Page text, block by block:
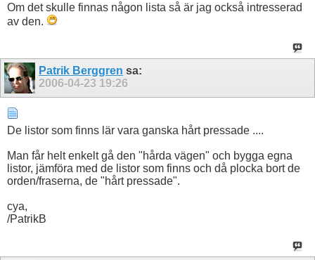
Om det skulle finnas någon lista så är jag också intresserad
av den.
Patrik Berggren sa:
2006-04-23 19:26
De listor som finns lär vara ganska hårt pressade ....
Man får helt enkelt gå den "hårda vägen" och bygga egna
listor, jämföra med de listor som finns och då plocka bort de
orden/fraserna, de "hårt pressade".
cya,
/PatrikB